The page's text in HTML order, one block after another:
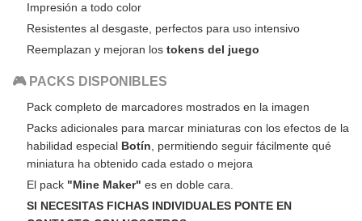
Impresión a todo color
Resistentes al desgaste, perfectos para uso intensivo
Reemplazan y mejoran los tokens del juego
🎮 PACKS DISPONIBLES
Pack completo de marcadores mostrados en la imagen
Packs adicionales para marcar miniaturas con los efectos de la
habilidad especial Botín, permitiendo seguir fácilmente qué
miniatura ha obtenido cada estado o mejora
El pack "Mine Maker" es en doble cara.
SI NECESITAS FICHAS INDIVIDUALES PONTE EN